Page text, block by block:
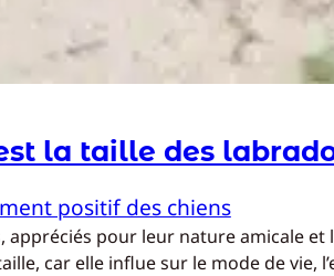
la taille des
positif des chiens
appréciés pour leur nature amicale
car elle influe sur le mode de vie,